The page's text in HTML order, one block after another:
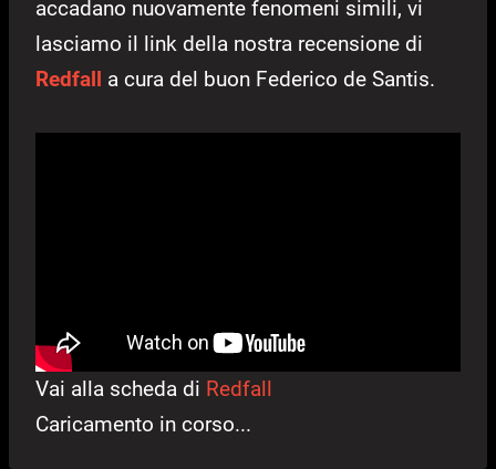
accadano nuovamente fenomeni simili, vi
lasciamo il link della nostra recensione di
Redfall a cura del buon Federico de Santis.
Vai alla scheda di Redfall
Caricamento in corso...